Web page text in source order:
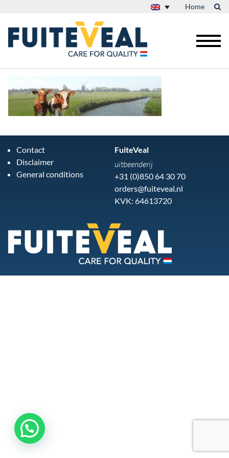
Home
Contact
Disclaimer
General conditions
FuiteVeal
uitbeenderij
+31 (0)850 64 30 70
orders@fuiteveal.nl
KVK: 64613720